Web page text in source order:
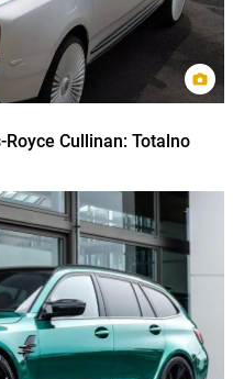
Cullinan: Totalno